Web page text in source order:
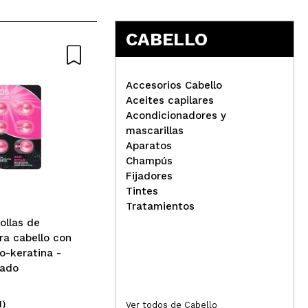
de
cabello con
keratina -
Revox - *Plex* - Crema
suavizante Bond - Step 6
(9)
CABELLO
Accesorios Cabello
Aceites capilares
Acondicionadores y
mascarillas
Aparatos
Champús
Fijadores
Tintes
Tratamientos
Ver todos de Cabello